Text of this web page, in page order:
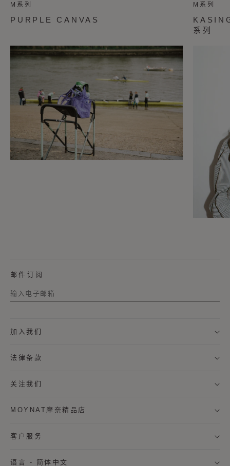
M系列
PURPLE CANVAS
M系列
系列
邮件订阅
姓氏
我希望通过邮件接收来自MOYNAT摩奈的新闻资讯，及个
MOYNAT摩奈精品店
客户服务
加入我们
法律条款
关注我们
语言 - 简体中文